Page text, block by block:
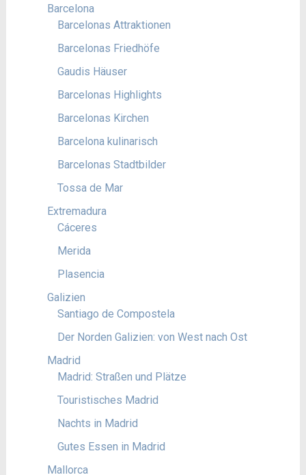
Barcelona
Barcelonas Attraktionen
Barcelonas Friedhöfe
Gaudis Häuser
Barcelonas Highlights
Barcelonas Kirchen
Barcelona kulinarisch
Barcelonas Stadtbilder
Tossa de Mar
Extremadura
Cáceres
Merida
Plasencia
Galizien
Santiago de Compostela
Der Norden Galizien: von West nach Ost
Madrid
Madrid: Straßen und Plätze
Touristisches Madrid
Nachts in Madrid
Gutes Essen in Madrid
Mallorca